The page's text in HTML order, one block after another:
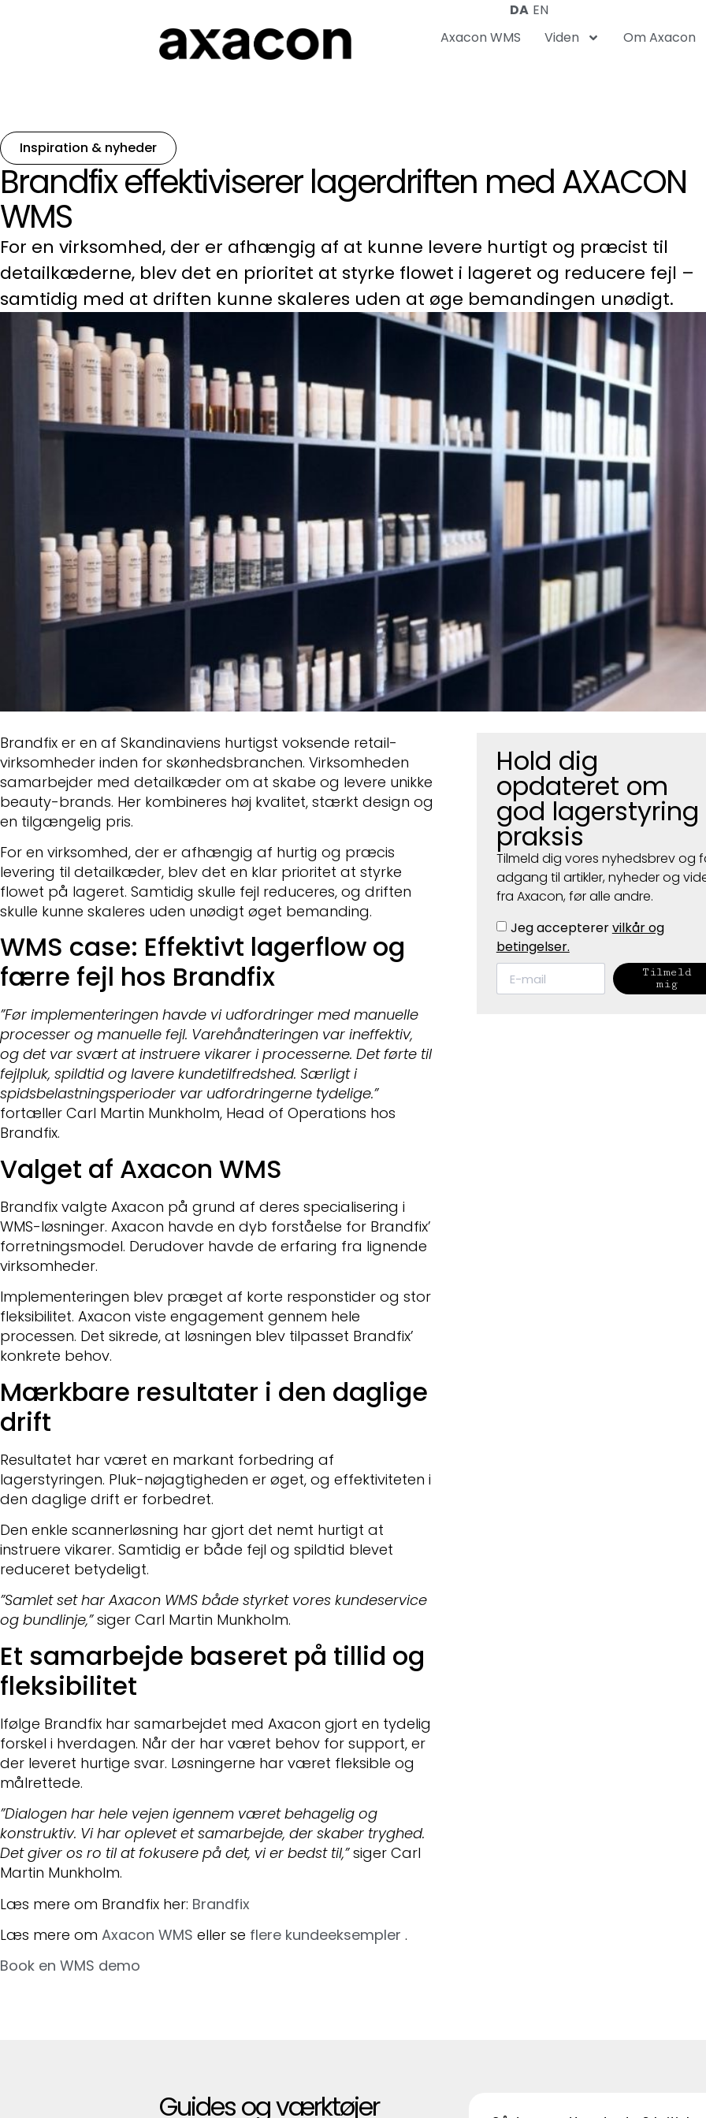
DA EN
Axacon WMS
Viden Om Axacon
Inspiration & nyheder
Brandfix effektiviserer lagerdriften med AXACON
WMS
For en virksomhed, der er afhængig af at kunne levere hurtigt og præcist til
detailkæderne, blev det en prioritet at styrke flowet i lageret og reducere fejl –
samtidig med at driften kunne skaleres uden at øge bemandingen unødigt.
Brandfix er en af Skandinaviens hurtigst voksende retail-
virksomheder inden for skønhedsbranchen. Virksomheden
samarbejder med detailkæder om at skabe og levere unikke
beauty-brands. Her kombineres høj kvalitet, stærkt design og
en tilgængelig pris.
For en virksomhed, der er afhængig af hurtig og præcis
levering til detailkæder, blev det en klar prioritet at styrke
flowet på lageret. Samtidig skulle fejl reduceres, og driften
skulle kunne skaleres uden unødigt øget bemanding.
WMS case: Effektivt lagerflow og
færre fejl hos Brandfix
”Før implementeringen havde vi udfordringer med manuelle
processer og manuelle fejl. Varehåndteringen var ineffektiv,
og det var svært at instruere vikarer i processerne. Det førte til
fejlpluk, spildtid og lavere kundetilfredshed. Særligt i
spidsbelastningsperioder var udfordringerne tydelige.”
fortæller Carl Martin Munkholm, Head of Operations hos
Brandfix.
Valget af Axacon WMS
Brandfix valgte Axacon på grund af deres specialisering i
WMS-løsninger. Axacon havde en dyb forståelse for Brandfix’
forretningsmodel. Derudover havde de erfaring fra lignende
virksomheder.
Implementeringen blev præget af korte responstider og stor
fleksibilitet. Axacon viste engagement gennem hele
processen. Det sikrede, at løsningen blev tilpasset Brandfix’
konkrete behov.
Mærkbare resultater i den daglige
drift
Resultatet har været en markant forbedring af
lagerstyringen. Pluk-nøjagtigheden er øget, og effektiviteten i
den daglige drift er forbedret.
Den enkle scannerløsning har gjort det nemt hurtigt at
instruere vikarer. Samtidig er både fejl og spildtid blevet
reduceret betydeligt.
”Samlet set har Axacon WMS både styrket vores kundeservice
og bundlinje,”siger Carl Martin Munkholm.
Et samarbejde baseret på tillid og
fleksibilitet
Ifølge Brandfix har samarbejdet med Axacon gjort en tydelig
forskel i hverdagen. Når der har været behov for support, er
der leveret hurtige svar. Løsningerne har været fleksible og
målrettede.
”Dialogen har hele vejen igennem været behagelig og
konstruktiv. Vi har oplevet et samarbejde, der skaber tryghed.
Det giver os ro til at fokusere på det, vi er bedst til,”siger Carl
Martin Munkholm.
Læs mere om Brandfix her: Brandfix
Læs mere om Axacon WMS eller se flere kundeeksempler .
Book en WMS demo
Hold dig
opdateret om
god lagerstyring
praksis
Tilmeld dig vores nyhedsbrev og
adgang til artikler, nyheder og
fra Axacon, før alle andre.
Jeg accepterervilkår og
betingelser.
Tilmeld
mig
Guides og værktøjer